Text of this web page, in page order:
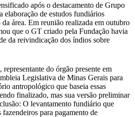
após o destacamento de Grupo
de estudos fundiários
da área. Em reunião realizada em outubro
que o GT criado pela Fundação havia
da reivindicação dos índios sobre
do órgão presente em
Legislativa de Minas Gerais para
antropológico que baseia essas
finalizado, mas sua versão preliminar
O levantamento fundiário que
para pagamento de